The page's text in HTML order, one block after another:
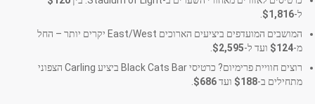
ל-$1,816
המושבים המועדפים ביציעים הארוכים East/West יקרים יותר – החל
מ-$124 ועד ל-$2,595
רוצים חוויית פרימיום? כרטיסי Black Cats Bar ביציע Carling הצפוני
מתחילים ב-$188 ועד$686